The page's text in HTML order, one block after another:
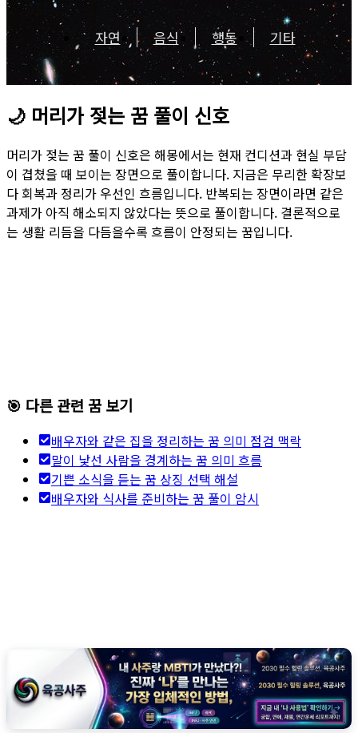
자연 음식 행동 기타
🌙 머리가 젖는 꿈 풀이 신호
머리가 젖는 꿈 풀이 신호은 해몽에서는 현재 컨디션과 현실 부담
이 겹쳤을 때 보이는 장면으로 풀이합니다. 지금은 무리한 확장보
다 회복과 정리가 우선인 흐름입니다. 반복되는 장면이라면 같은
과제가 아직 해소되지 않았다는 뜻으로 풀이합니다. 결론적으로
는 생활 리듬을 다듬을수록 흐름이 안정되는 꿈입니다.
🎯 다른 관련 꿈 보기
배우자와 같은 집을 정리하는 꿈 의미 점검 맥락
말이 낯선 사람을 경계하는 꿈 의미 흐름
기쁜 소식을 듣는 꿈 상징 선택 해설
배우자와 식사를 준비하는 꿈 풀이 암시